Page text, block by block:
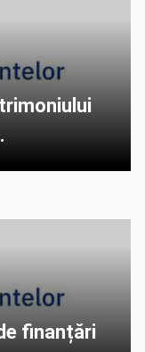
finanțări